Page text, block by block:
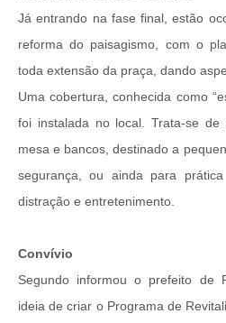
Já entrando na fase final, estão
reforma do paisagismo, com o
toda extensão da praça, dando
Uma cobertura, conhecida como
foi instalada no local. Trata-se de
mesa e bancos, destinado a
segurança, ou ainda para
distração e entretenimento.
Convívio
Segundo informou o prefeito de
ideia de criar o Programa de